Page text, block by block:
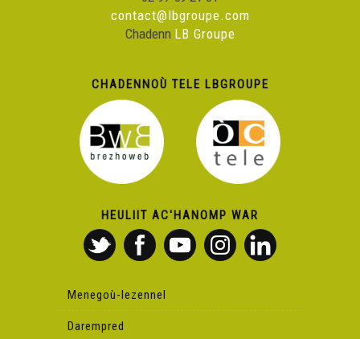
contact@lbgroupe.com
Chadenn LB Groupe
CHADENNOÙ TELE LBGROUPE
HEULIIT AC'HANOMP WAR
Menegoù-lezennel
Darempred